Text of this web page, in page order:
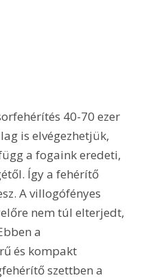
40-70 ezer
is elvégezhetjük,
a fogaink eredeti,
Így a fehérítő
A villogófényes
nem túl elterjedt,
a
és kompakt
szettben a